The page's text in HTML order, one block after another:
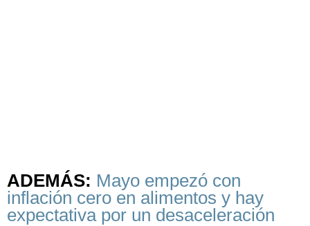
ADEMÁS: Mayo empezó con
inflación cero en alimentos y hay
expectativa por un desaceleración